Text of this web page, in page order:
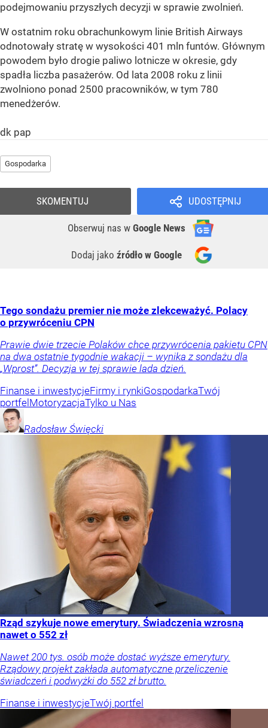
podejmowaniu przyszłych decyzji w sprawie zwolnień.
W ostatnim roku obrachunkowym linie British Airways
odnotowały stratę w wysokości 401 mln funtów. Głównym
powodem było drogie paliwo lotnicze w okresie, gdy
spadła liczba pasażerów. Od lata 2008 roku z linii
zwolniono ponad 2500 pracowników, w tym 780
menedżerów.
dk pap
Gospodarka
UDOSTĘPNIJ
Obserwuj nas w Google News
Dodaj jako źródło w Google
SKOMENTUJ
Tego sondażu premier nie może zlekceważyć. Polacy
o przywróceniu CPN
Prawie dwie trzecie Polaków chce przywrócenia pakietu CPN
na dwa ostatnie tygodnie wakacji – wynika z sondażu dla
„Wprost”. Decyzja w tej sprawie lada dzień.
Finanse i inwestycjeFirmy i rynkiGospodarkaTwój
portfel MotoryzacjaTylko u Nas
Radosław Święcki
Rząd szykuje nowe emerytury. Świadczenia wzrosną
nawet o 552 zł
Nawet 200 tys. osób może dostać wyższe emerytury.
Rządowy projekt zakłada automatyczne przeliczenie
świadczeń i podwyżki do 552 zł brutto.
Finanse i inwestycjeTwój portfel